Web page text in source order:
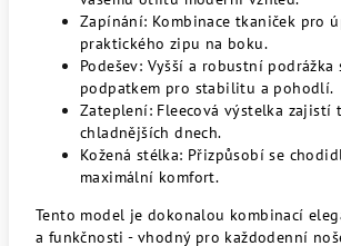
Zapínání: Kombinace tkaniček pro
praktického zipu na boku.
Podešev: Vyšší a robustní podrážka
podpatkem pro stabilitu a pohodlí.
Zateplení: Fleecová výstelka zajistí
chladnějších dnech.
Kožená stélka: Přizpůsobí se
maximální komfort.
Tento model je dokonalou kombinací
a funkčnosti - vhodný pro každodenní